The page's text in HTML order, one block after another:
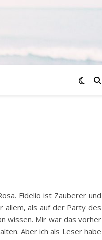
Fidelio ist Zauberer und
allem, als auf der Party des
wissen. Mir war das vorher
Aber ich als Leser habe